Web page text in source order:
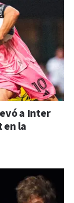
a Inter
en la